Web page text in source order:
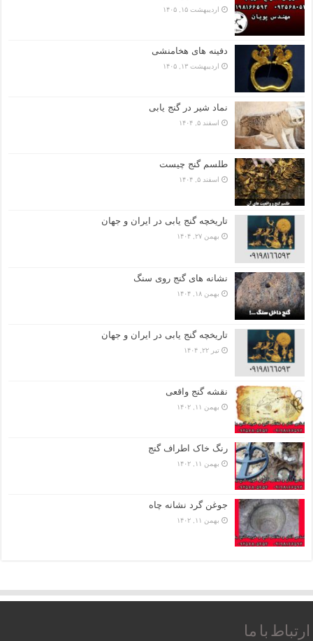
اردیبهشت ۱۵, ۱۴۰۵
دفینه های هخامنشی
اردیبهشت ۱۳, ۱۴۰۵
نماد شیر در گنج یابی
اسفند ۵, ۱۴۰۴
طلسم گنج چیست
اسفند ۵, ۱۴۰۴
تاریخچه گنج‌ یابی در ایران و جهان
بهمن ۲۷, ۱۴۰۴
نشانه های گنج روی سنگ
بهمن ۱۸, ۱۴۰۴
تاریخچه گنج‌ یابی در ایران و جهان
تیر ۲۲, ۱۴۰۴
نقشه گنج واقعی
بهمن ۱۱, ۱۴۰۲
رنگ خاک اطراف گنج
بهمن ۱۱, ۱۴۰۲
جوغن گرد نشانه چاه
بهمن ۱۱, ۱۴۰۲
ارتباط با ما